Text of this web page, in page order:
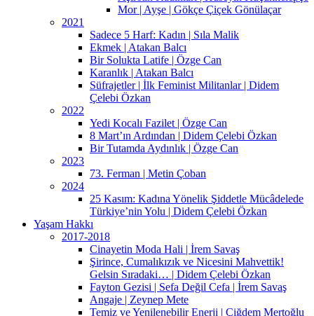
Mor | Ayşe | Gökçe Çiçek Gönülaçar
2021
Sadece 5 Harf: Kadın | Sıla Malik
Ekmek | Atakan Balcı
Bir Solukta Latife | Özge Can
Karanlık | Atakan Balcı
Süfrajetler | İlk Feminist Militanlar | Didem
Çelebi Özkan
2022
Yedi Kocalı Fazilet | Özge Can
8 Mart’ın Ardından | Didem Çelebi Özkan
Bir Tutamda Aydınlık | Özge Can
2023
73. Ferman | Metin Çoban
2024
25 Kasım: Kadına Yönelik Şiddetle Mücâdelede
Türkiye’nin Yolu | Didem Çelebi Özkan
Yaşam Hakkı
2017-2018
Cinayetin Moda Hali | İrem Savaş
Şirince, Cumalıkızık ve Nicesini Mahvettik!
Gelsin Sıradaki… | Didem Çelebi Özkan
Fayton Gezisi | Sefa Değil Cefa | İrem Savaş
Angaje | Zeynep Mete
Temiz ve Yenilenebilir Enerji | Çiğdem Mertoğlu